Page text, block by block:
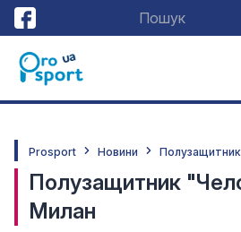
Prosport Новини
Полузащитник
Милан